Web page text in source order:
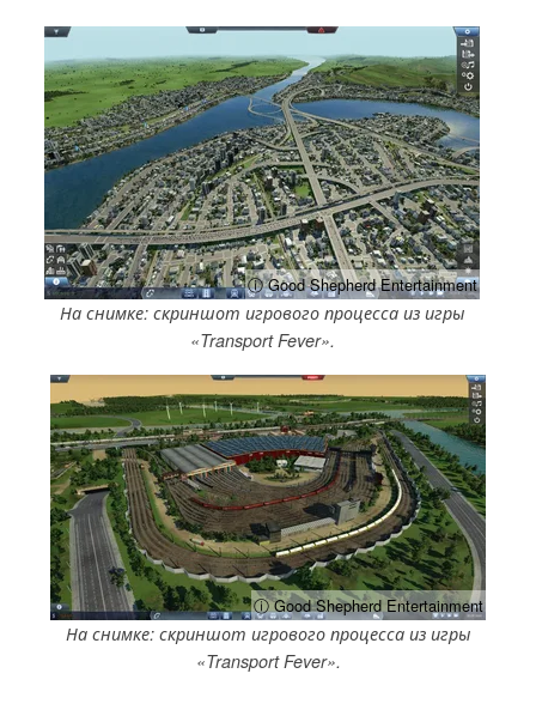
ⓘ Good Shepherd Entertainment
На снимке: скриншот игрового процесса из игры
«Transport Fever».
ⓘ Good Shepherd Entertainment
На снимке: скриншот игрового процесса из игры
«Transport Fever».